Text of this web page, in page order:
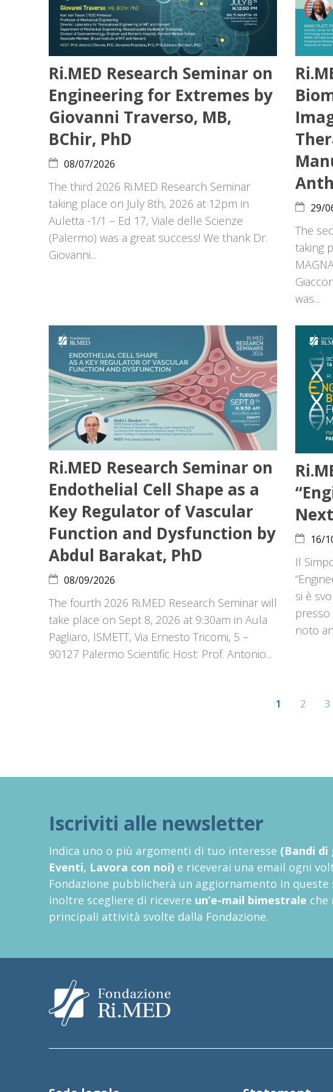
Ri.MED Research Seminar on
Engineering for Extremes by
Giovanni Traverso, MB,
BChir, PhD
08/07/2026
The third 2026 Ri.MED Research Seminar
taking place on July 8th, 2026 at 12pm in
Auletta -1/1 – Ed 17, Viale delle Scienze
(Palermo) was a great success! We thank Dr.
Giovanni...
29/
The
taking
was...
Ri.MED Research Seminar on
Endothelial Cell Shape as a
Key Regulator of Vascular
Function and Dysfunction by
Abdul Barakat, PhD
08/09/2026
The fourth 2026 Ri.MED Research Seminar will
take place on Sept 8, 2026 at 9:30am in Aula
Pagliaro, ISMETT, Via Ernesto Tricomi, 5 –
90127 Palermo Scientific Host: Prof. Antonio...
16/
Il
si è
presso
noto
1 2 3
Iscriviti alle newsletter
Indica uno o più argomenti di tuo interesse (Bandi di
Eventi, Lavora con noi)e riceverai una email ogni
Fondazione pubblicherà un aggiornamento in queste
inoltre scegliere di ricevere un’e-mail bimestrale che
principali attività svolte dalla Fondazione.